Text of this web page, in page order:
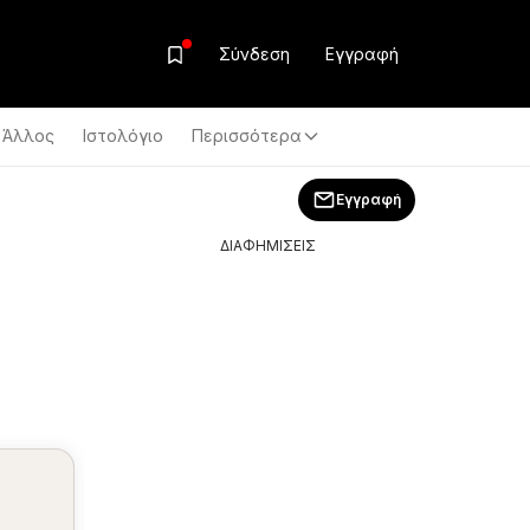
Σύνδεση Εγγραφή
Άλλος Ιστολόγιο Περισσότερα
Εγγραφή
ΔΙΑΦΗΜΙΣΕΙΣ